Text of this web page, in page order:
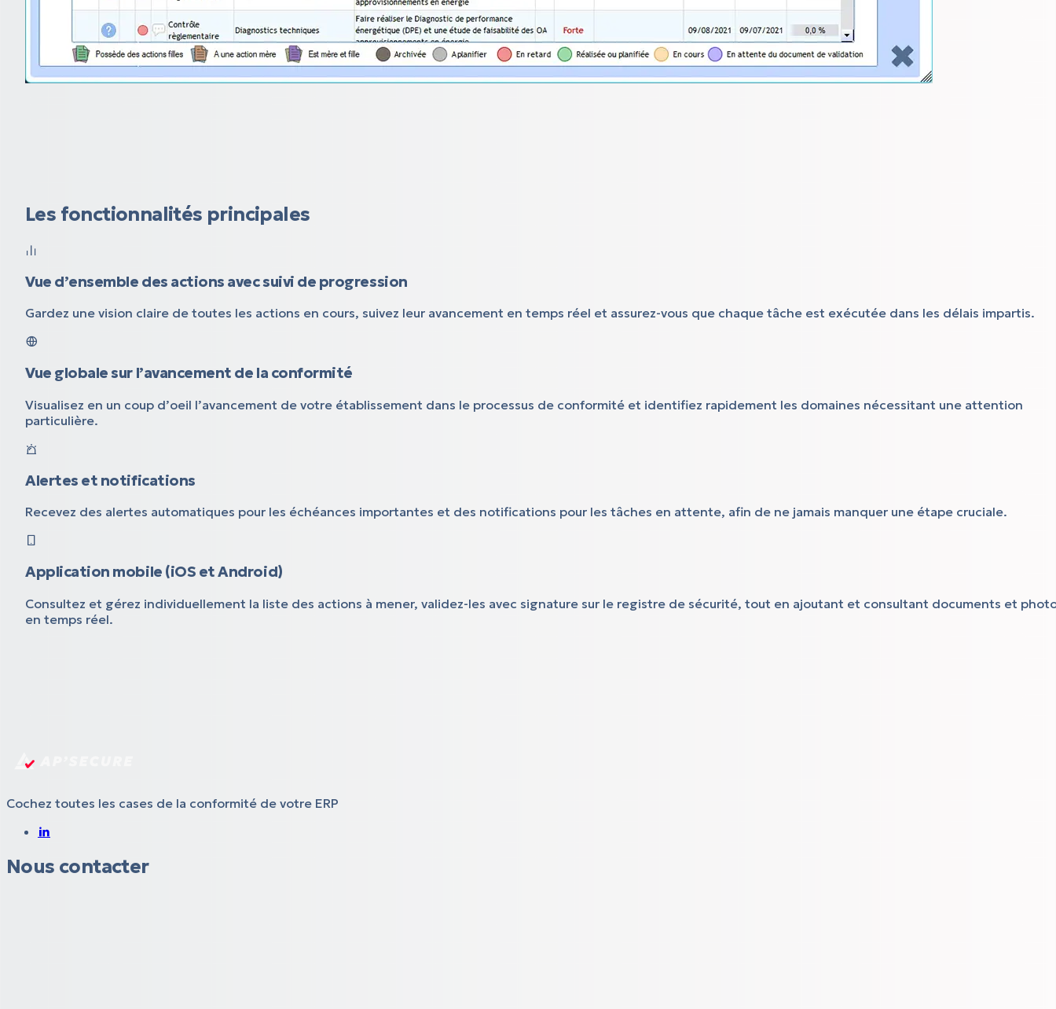
Les fonctionnalités principales
Vue d’ensemble des actions avec suivi de progression
Gardez une vision claire de toutes les actions en cours, suivez leur avancement en temps réel et assurez-vous que chaque tâche est exécutée dans les délais impartis.
Vue globale sur l’avancement de la conformité
Visualisez en un coup d’oeil l’avancement de votre établissement dans le processus de conformité et identifiez rapidement les domaines nécessitant une attention
particulière.
Alertes et notifications
Recevez des alertes automatiques pour les échéances importantes et des notifications pour les tâches en attente, afin de ne jamais manquer une étape cruciale.
Application mobile (iOS et Android)
Consultez et gérez individuellement la liste des actions à mener, validez-les avec signature sur le registre de sécurité, tout en ajoutant et consultant documents et
en temps réel.
Cochez toutes les cases de la conformité de votre ERP
Nous contacter